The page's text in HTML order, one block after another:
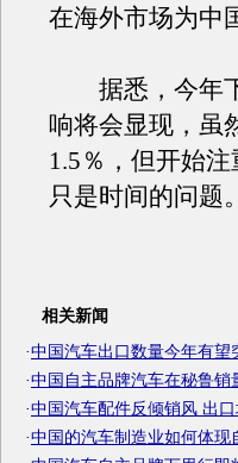
在海外市场为中
据悉，今年下
响将会显现，虽
1.5％，但开始
只是时间的问
相关新闻
·中国汽车出口数量今年有望
·中国自主品牌汽车在秘鲁销
·中国汽车配件反倾销风 出
·中国的汽车制造业如何体现